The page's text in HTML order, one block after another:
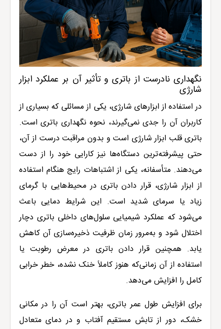
نگهداری نادرست از باتری و تأثیر آن بر عملکرد ابزار
شارژی
در استفاده از ابزارهای شارژی، یکی از مسائلی که بسیاری از
کاربران آن را جدی نمی‌گیرند، نحوه نگهداری باتری است.
باتری قلب ابزار شارژی است و بدون مراقبت درست از آن،
حتی پیشرفته‌ترین دستگاه‌ها نیز کارایی خود را از دست
می‌دهند. متأسفانه، یکی از اشتباهات رایج هنگام استفاده
از ابزار شارژی، قرار دادن باتری در محیط‌هایی با گرمای
زیاد یا سرمای شدید است. این شرایط دمایی باعث
می‌شود که عملکرد شیمیایی سلول‌های داخلی باتری دچار
اختلال شود و به‌مرور زمان ظرفیت ذخیره‌سازی آن کاهش
یابد. همچنین قرار دادن باتری در معرض رطوبت یا
استفاده از آن زمانی‌که هنوز کاملاً خنک نشده، خطر خرابی
کامل را افزایش می‌دهد.
برای افزایش طول عمر باتری، بهتر است آن را در مکانی
خشک، دور از تابش مستقیم آفتاب و در دمای متعادل